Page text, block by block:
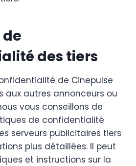
des tiers
de Cinepulse
aux autres annonceurs ou
vous conseillons de
de confidentialité
serveurs publicitaires tiers
plus détaillées. Il peut
et instructions sur la